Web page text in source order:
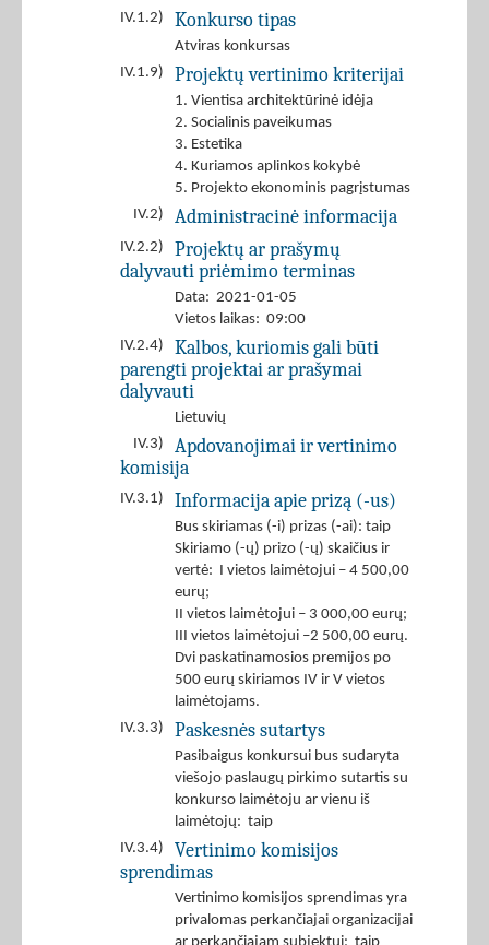
IV.1.2) Konkurso tipas
Atviras konkursas
IV.1.9)
Projektų vertinimo kriterijai
1. Vientisa architektūrinė idėja
2. Socialinis paveikumas
3. Estetika
4. Kuriamos aplinkos kokybė
5. Projekto ekonominis pagrįstumas
IV.2)
Administracinė informacija
IV.2.2)
Projektų ar prašymų
dalyvauti priėmimo terminas
Data: 2021-01-05
Vietos laikas: 09:00
IV.2.4)
Kalbos, kuriomis gali būti
parengti projektai ar prašymai
dalyvauti
Lietuvių
IV.3)
Apdovanojimai ir vertinimo
komisija
IV.3.1) Informacija apie prizą (-us)
Bus skiriamas (-i) prizas (-ai): taip
Skiriamo (-ų) prizo (-ų) skaičius ir
vertė: I vietos laimėtojui – 4 500,00
eurų;
II vietos laimėtojui – 3 000,00 eurų;
III vietos laimėtojui –2 500,00 eurų.
Dvi paskatinamosios premijos po
500 eurų skiriamos IV ir V vietos
laimėtojams.
IV.3.3)
Paskesnės sutartys
Pasibaigus konkursui bus sudaryta
viešojo paslaugų pirkimo sutartis su
konkurso laimėtoju ar vienu iš
laimėtojų: taip
IV.3.4)
Vertinimo komisijos
sprendimas
Vertinimo komisijos sprendimas yra
privalomas perkančiajai organizacijai